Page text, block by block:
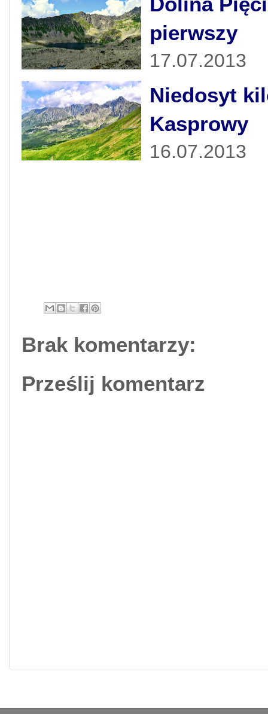
pierwszy
17.07.2013
Niedosyt
Kasprowy
16.07.2013
Brak komentarzy:
Prześlij komentarz